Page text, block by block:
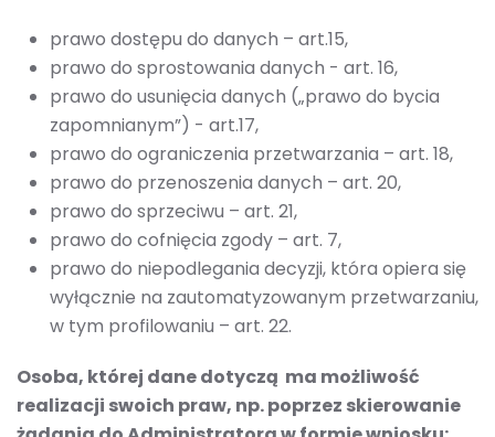
prawo dostępu do danych – art.15,
prawo do sprostowania danych - art. 16,
prawo do usunięcia danych („prawo do bycia
zapomnianym”) - art.17,
prawo do ograniczenia przetwarzania – art. 18,
prawo do przenoszenia danych – art. 20,
prawo do sprzeciwu – art. 21,
prawo do cofnięcia zgody – art. 7,
prawo do niepodlegania decyzji, która opiera się
wyłącznie na zautomatyzowanym przetwarzaniu,
w tym profilowaniu – art. 22.
Osoba, której dane dotyczą ma możliwość
realizacji swoich praw, np. poprzez skierowanie